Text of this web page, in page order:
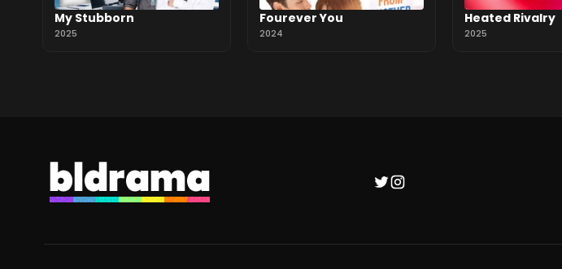
My Stubborn
2025
Fourever You
2024
Heated Rivalry
2025